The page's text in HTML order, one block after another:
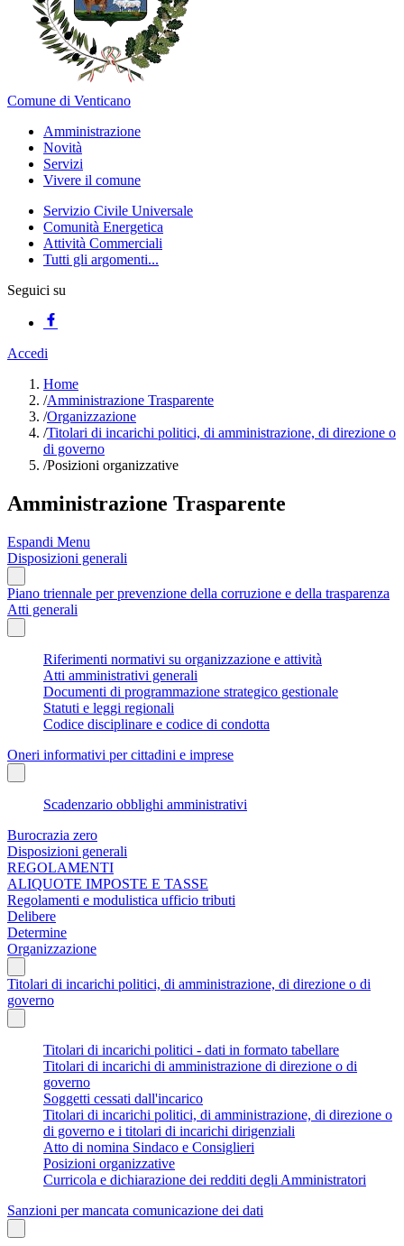
Comune di Venticano
Amministrazione
Novità
Servizi
Vivere il comune
Servizio Civile Universale
Comunità Energetica
Attività Commerciali
Tutti gli argomenti...
Seguici su
Accedi
Home
/Amministrazione Trasparente
/Organizzazione
/Titolari di incarichi politici, di amministrazione, di direzione o
di governo
/Posizioni organizzative
Amministrazione Trasparente
Espandi Menu
Disposizioni generali
Piano triennale per prevenzione della corruzione e della trasparenza
Atti generali
Riferimenti normativi su organizzazione e attività
Atti amministrativi generali
Documenti di programmazione strategico gestionale
Statuti e leggi regionali
Codice disciplinare e codice di condotta
Oneri informativi per cittadini e imprese
Scadenzario obblighi amministrativi
Burocrazia zero
Disposizioni generali
REGOLAMENTI
ALIQUOTE IMPOSTE E TASSE
Regolamenti e modulistica ufficio tributi
Delibere
Determine
Organizzazione
Titolari di incarichi politici, di amministrazione, di direzione o di
governo
Titolari di incarichi politici - dati in formato tabellare
Titolari di incarichi di amministrazione di direzione o di
governo
Soggetti cessati dall'incarico
Titolari di incarichi politici, di amministrazione, di direzione o
di governo e i titolari di incarichi dirigenziali
Atto di nomina Sindaco e Consiglieri
Posizioni organizzative
Curricola e dichiarazione dei redditi degli Amministratori
Sanzioni per mancata comunicazione dei dati